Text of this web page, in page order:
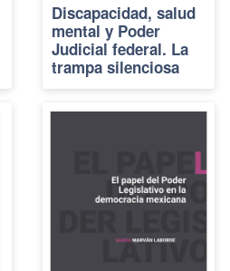
Discapacidad, salud
mental y Poder
Judicial federal. La
trampa silenciosa